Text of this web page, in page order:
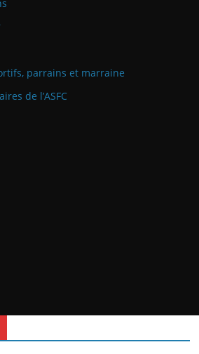
parrains et marraine
de l’ASFC